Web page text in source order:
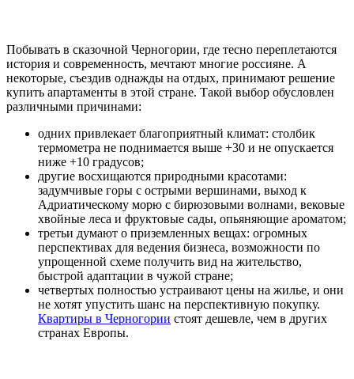
Побывать в сказочной Черногории, где тесно переплетаются
история и современность, мечтают многие россияне. А
некоторые, съездив однажды на отдых, принимают решение
купить апартаменты в этой стране. Такой выбор обусловлен
различными причинами:
одних привлекает благоприятный климат: столбик
термометра не поднимается выше +30 и не опускается
ниже +10 градусов;
другие восхищаются природными красотами:
задумчивые горы с острыми вершинами, выход к
Адриатическому морю с бирюзовыми волнами, вековые
хвойные леса и фруктовые сады, опьяняющие ароматом;
третьи думают о приземленных вещах: огромных
перспективах для ведения бизнеса, возможности по
упрощенной схеме получить вид на жительство,
быстрой адаптации в чужой стране;
четвертых полностью устраивают цены на жилье, и они
не хотят упустить шанс на перспективную покупку.
Квартиры в Черногории стоят дешевле, чем в других
странах Европы.